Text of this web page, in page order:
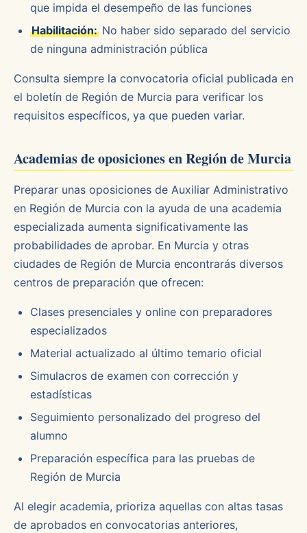
que impida el desempeño de las funciones
Habilitación: No haber sido separado del servicio
de ninguna administración pública
Consulta siempre la convocatoria oficial publicada en
el boletín de Región de Murcia para verificar los
requisitos específicos, ya que pueden variar.
Academias de oposiciones en Región de Murcia
Preparar unas oposiciones de Auxiliar Administrativo
en Región de Murcia con la ayuda de una academia
especializada aumenta significativamente las
probabilidades de aprobar. En Murcia y otras
ciudades de Región de Murcia encontrarás diversos
centros de preparación que ofrecen:
Clases presenciales y online con preparadores
especializados
Material actualizado al último temario oficial
Simulacros de examen con corrección y
estadísticas
Seguimiento personalizado del progreso del
alumno
Preparación específica para las pruebas de
Región de Murcia
Al elegir academia, prioriza aquellas con altas tasas
de aprobados en convocatorias anteriores,